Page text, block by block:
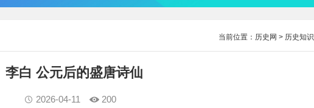
当前位置： 历史网 > 历史知识
李白 公元后的盛唐诗仙
2026-04-11 200